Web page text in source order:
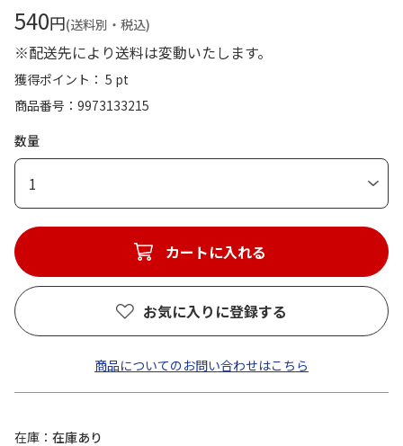
540円(送料別・税込)
※配送先により送料は変動いたします。
獲得ポイント： 5 pt
商品番号
9973133215
数量
1
カートに入れる
お気に入りに登録する
商品についてのお問い合わせはこちら
在庫 在庫あり